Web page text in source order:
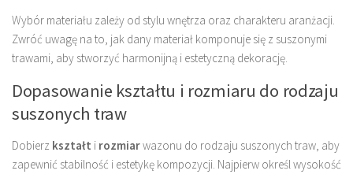
Wybór materiału zależy od stylu wnętrza oraz charakteru aranżacji.
Zwróć uwagę na to, jak dany materiał komponuje się z suszonymi
trawami, aby stworzyć harmonijną i estetyczną dekorację.
Dopasowanie kształtu i rozmiaru do rodzaju
suszonych traw
Dobierz kształt i rozmiarwazonu do rodzaju suszonych traw, aby
zapewnić stabilność i estetykę kompozycji. Najpierw określ wysokość